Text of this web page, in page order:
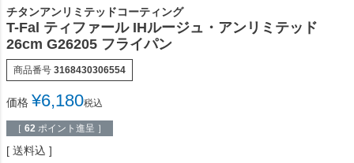
チタンアンリミテッドコーティング
T-Fal ティファール IHルージュ・アンリミテッド
26cm G26205 フライパン
商品番号 3168430306554
価格 ¥6,180税込
［ 62 ポイント進呈 ］
送料込